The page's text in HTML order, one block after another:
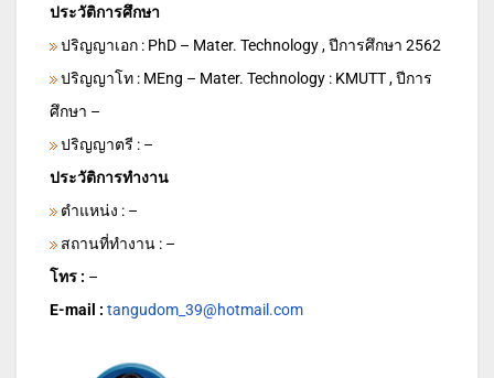
ประวัติการศึกษา
ปริญญาเอก : PhD – Mater. Technology , ปีการศึกษา 2562
ปริญญาโท : MEng – Mater. Technology : KMUTT , ปีการ
ศึกษา –
ปริญญาตรี : –
ประวัติการทำงาน
ตำแหน่ง : –
สถานที่ทำงาน : –
โทร : –
E-mail : tangudom_39@hotmail.com